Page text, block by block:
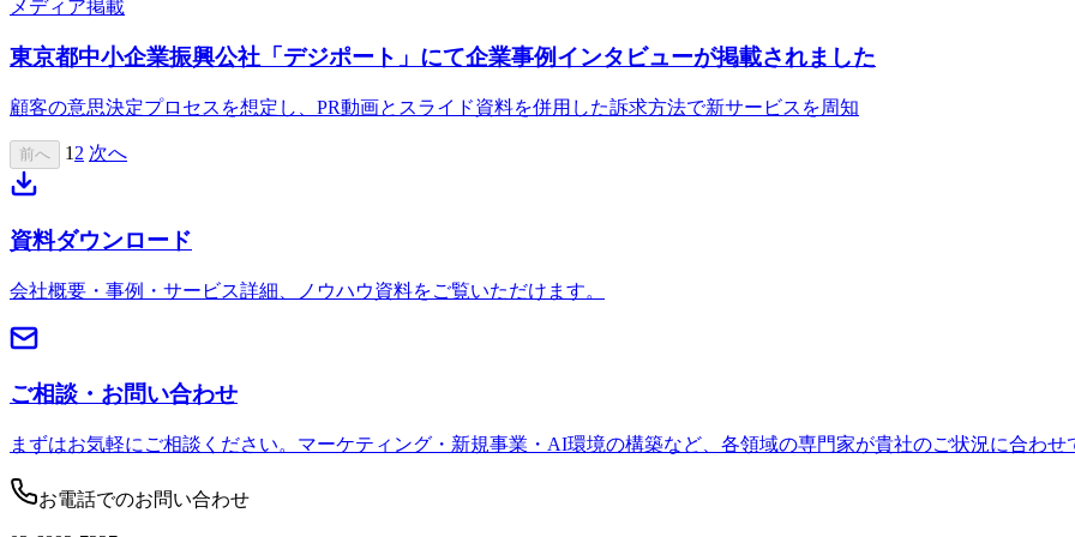
メディア掲載
東京都中小企業振興公社「デジポート」にて企業事例インタビューが掲載されました
顧客の意思決定プロセスを想定し、PR動画とスライド資料を併用した訴求方法で新サービスを周知
前へ 1 2 次へ
資料ダウンロード
会社概要・事例・サービス詳細、ノウハウ資料をご覧いただけます。
ご相談・お問い合わせ
まずはお気軽にご相談ください。マーケティング・新規事業・AI環境の構築など、各領域の専門家が貴社のご状況に合わせ
お電話でのお問い合わせ